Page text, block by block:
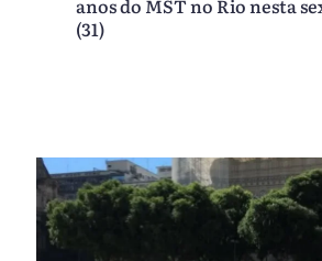
anos do MST no Rio nesta
(31)